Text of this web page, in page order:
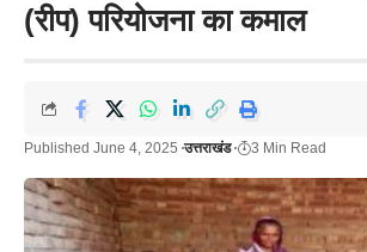
(रीप) परियोजना का कमाल
Published June 4, 2025 उत्तराखंड 3 Min Read